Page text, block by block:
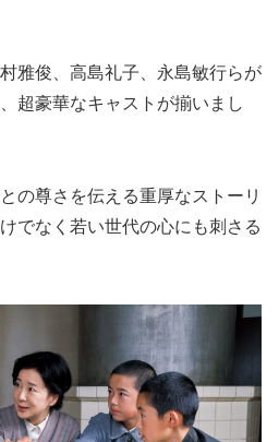
雅俊、高島礼子、永島敏行らが
超豪華なキャストが揃いまし
の尊さを伝える重厚なストーリ
でなく若い世代の心にも刺さる